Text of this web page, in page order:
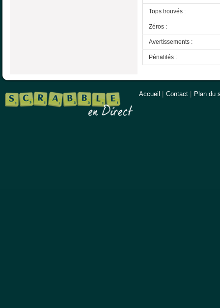
Tops trouvés :
Zéros :
Avertissements :
Pénalités :
Accueil Contact Plan du